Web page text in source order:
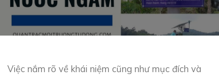
Việc nắm rõ về khái niệm cũng như mục đích và